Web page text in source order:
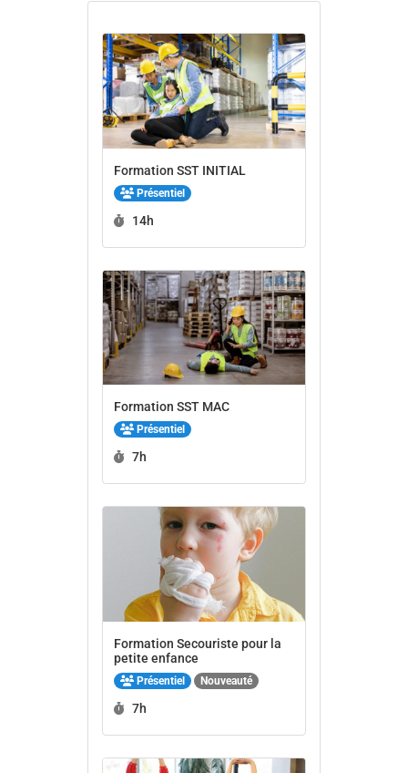
Formation SST INITIAL
Présentiel
Durée :
14h
Formation SST MAC
Présentiel
Durée :
7h
Formation Secouriste pour la
petite enfance
Présentiel Nouveauté
Durée :
7h